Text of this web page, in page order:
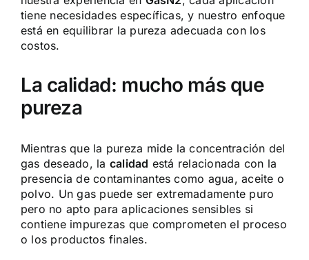
tiene necesidades específicas, y nuestro enfoque
está en equilibrar la pureza adecuada con los
costos.
La calidad: mucho más que
pureza
Mientras que la pureza mide la concentración del
gas deseado, la calidad está relacionada con la
presencia de contaminantes como agua, aceite o
polvo. Un gas puede ser extremadamente puro
pero no apto para aplicaciones sensibles si
contiene impurezas que comprometen el proceso
o los productos finales.